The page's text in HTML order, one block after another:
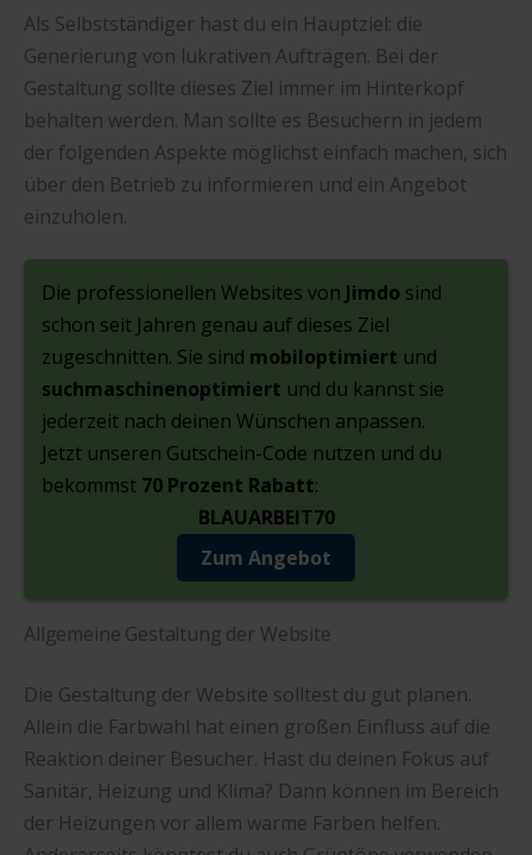
Als Selbstständiger hast du ein Hauptziel: die
Generierung von lukrativen Aufträgen. Bei der
Gestaltung sollte dieses Ziel immer im Hinterkopf
behalten werden. Man sollte es Besuchern in jedem
der folgenden Aspekte möglichst einfach machen, sich
über den Betrieb zu informieren und ein Angebot
einzuholen.
Die professionellen Websites von Jimdo sind
schon seit Jahren genau auf dieses Ziel
zugeschnitten. Sie sind mobiloptimiert und
suchmaschinenoptimiert und du kannst sie
jederzeit nach deinen Wünschen anpassen.
Jetzt unseren Gutschein-Code nutzen und du
bekommst 70 Prozent Rabatt:
BLAUARBEIT70
Zum Angebot
Allgemeine Gestaltung der Website
Die Gestaltung der Website solltest du gut planen.
Allein die Farbwahl hat einen großen Einfluss auf die
Reaktion deiner Besucher. Hast du deinen Fokus auf
Sanitär, Heizung und Klima? Dann können im Bereich
der Heizungen vor allem warme Farben helfen.